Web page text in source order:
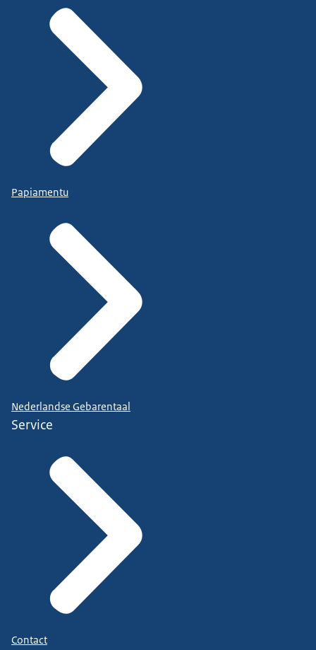
Papiamentu
Nederlandse Gebarentaal
Service
Contact